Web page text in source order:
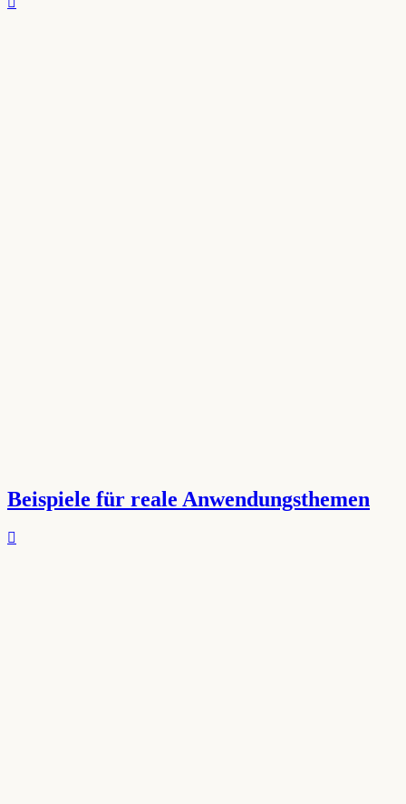
Beispiele für reale Anwendungsthemen